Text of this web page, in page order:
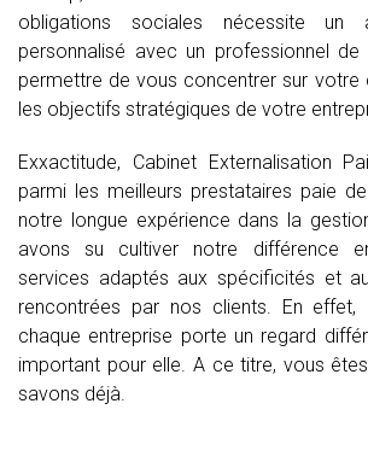
obligations sociales nécessite un
personnalisé avec un professionnel
permettre de vous concentrer sur
les objectifs stratégiques de votre
Exxactitude, Cabinet Externalisation
parmi les meilleurs prestataires paie
notre longue expérience dans la
avons su cultiver notre différence
services adaptés aux spécificités et
rencontrées par nos clients. En effet,
chaque entreprise porte un regard
important pour elle. A ce titre, vous
savons déjà.